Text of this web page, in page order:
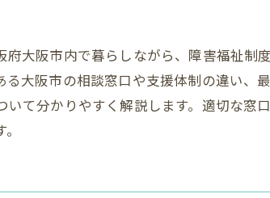
大阪市内で暮らしながら、障害福祉制
大阪市の相談窓口や支援体制の違い、
て分かりやすく解説します。適切な窓